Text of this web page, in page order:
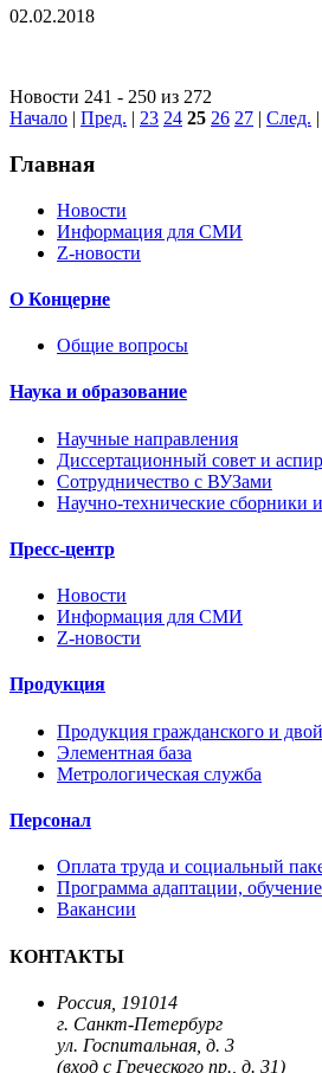
02.02.2018
Новости 241 - 250 из 272
Начало | Пред. | 23 24 25 26 27 | След. |
Главная
Новости
Информация для СМИ
Z-новости
О Концерне
Общие вопросы
Наука и образование
Научные направления
Диссертационный совет и
Сотрудничество с ВУЗами
Научно-технические сборники
Пресс-центр
Новости
Информация для СМИ
Z-новости
Продукция
Продукция гражданского и
Элементная база
Метрологическая служба
Персонал
Оплата труда и социальный
Программа адаптации,
Вакансии
КОНТАКТЫ
Россия, 191014
г. Санкт-Петербург
ул. Госпитальная, д. 3
(вход с Греческого пр., д. 31)